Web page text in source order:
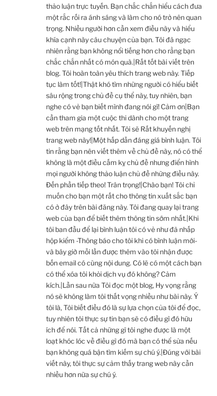
thảo luận trực tuyến. Bạn chắc chắn hiểu cách đưa
một rắc rối ra ánh sáng và làm cho nó trở nên quan
trọng. Nhiều người hơn cần xem điều này và hiểu
khía cạnh này câu chuyện của bạn. Tôi đã ngạc
nhiên rằng bạn không nổi tiếng hơn cho rằng bạn
chắc chắn nhất có món quà.|Rất tốt bài viết trên
blog. Tôi hoàn toàn yêu thích trang web này. Tiếp
tục làm tốt!|Thật khó tìm những người có hiểu biết
sâu rộng trong chủ đề cụ thể này, tuy nhiên, bạn
nghe có vẻ bạn biết mình đang nói gì! Cảm ơn|Bạn
cần tham gia một cuộc thi dành cho một trang
web trên mạng tốt nhất. Tôi sẽ Rất khuyến nghị
trang web này!|Một hấp dẫn đáng giá bình luận. Tôi
tin rằng bạn nên viết thêm về chủ đề này, nó có thể
không là một điều cấm kỵ chủ đề nhưng điển hình
mọi người không thảo luận chủ đề những điều này.
Đến phần tiếp theo! Trân trọng!|Chào bạn! Tôi chỉ
muốn cho bạn một rất cho thông tin xuất sắc bạn
có ở đây trên bài đăng này. Tôi đang quay lại trang
web của bạn để biết thêm thông tin sớm nhất.|Khi
tôi ban đầu để lại bình luận tôi có vẻ như đã nhấp
hộp kiểm -Thông báo cho tôi khi có bình luận mới-
và bây giờ mỗi lần được thêm vào tôi nhận được
bốn email có cùng nội dung. Có lẽ có một cách bạn
có thể xóa tôi khỏi dịch vụ đó không? Cảm
kích.|Lần sau nữa Tôi đọc một blog, Hy vọng rằng
nó sẽ không làm tôi thất vọng nhiều như bài này. Ý
tôi là, Tôi biết điều đó là sự lựa chọn của tôi để đọc,
tuy nhiên tôi thực sự tin bạn sẽ có điều gì đó hữu
ích để nói. Tất cả những gì tôi nghe được là một
loạt khóc lóc về điều gì đó mà bạn có thể sửa nếu
bạn không quá bận tìm kiếm sự chú ý.|Đúng với bài
viết này, tôi thực sự cảm thấy trang web này cần
nhiều hơn nữa sự chú ý.